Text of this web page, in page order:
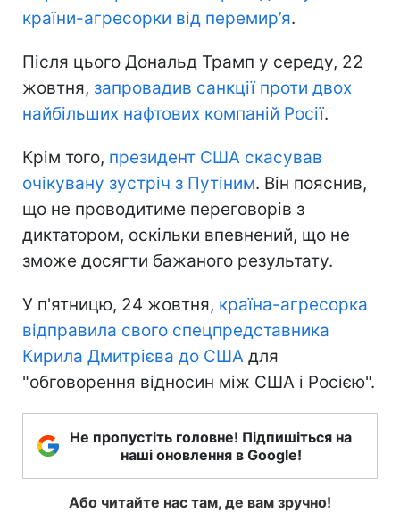
країни-агресорки від перемир’я.
Після цього Дональд Трамп у середу, 22
жовтня, запровадив санкції проти двох
найбільших нафтових компаній Росії.
Крім того, президент США скасував
очікувану зустріч з Путіним. Він пояснив,
що не проводитиме переговорів з
диктатором, оскільки впевнений, що не
зможе досягти бажаного результату.
У п'ятницю, 24 жовтня, країна-агресорка
відправила свого спецпредставника
Кирила Дмитрієва до США для
"обговорення відносин між США і Росією".
Не пропустіть головне! Підпишіться на
наші оновлення в Google!
Або читайте нас там, де вам зручно!